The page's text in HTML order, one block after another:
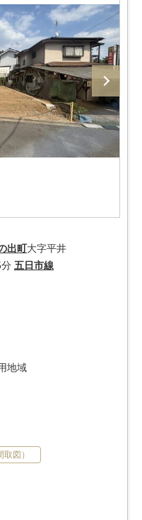
出町大字平井
五日市線
地域
図）